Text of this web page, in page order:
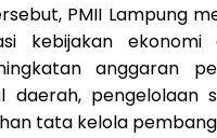
PMII Lampung
kebijakan
anggaran
daerah,
tata kelola